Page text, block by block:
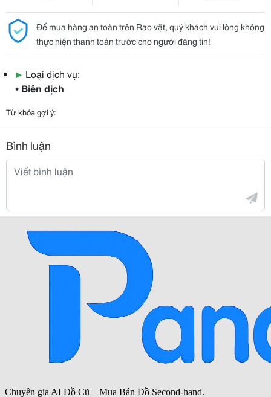
Để mua hàng an toàn trên Rao vặt, quý khách vui lòng không
thực hiện thanh toán trước cho người đăng tin!
▶ Loại dịch vụ:
• Biên dịch
Từ khóa gợi ý:
Bình luận